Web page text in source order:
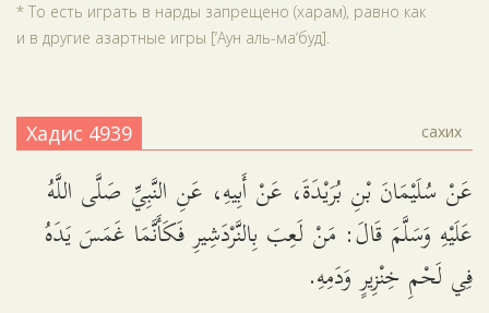
* То есть играть в нарды запрещено (харам), равно как
и в другие азартные игры [‘Аун аль-ма‘буд].
Хадис 4939 сахих
عَنْ سُلَيْمَانَ بْنِ بُرَيْدَةَ، عَنْ أَبِيهِ، عَنِ النَّبِيِّ صَلَّى اللَّهُ
عَلَيْهِ وَسَلَّمَ قَالَ: مَنْ لَعِبَ بِالنَّرْدَشِيرِ فَكَأَنَّمَا غَمَسَ يَدَهُ
فِي لَحْمِ خِنْزِيرٍ وَدَمِهِ.